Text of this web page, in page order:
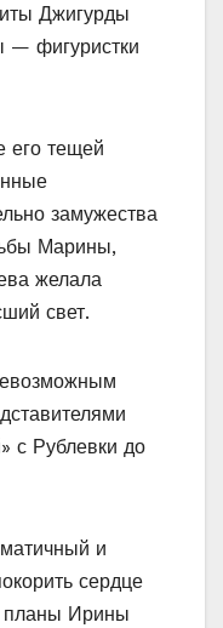
Джигурды
— фигуристки
его тещей
замужества
Марины,
желала
свет.
с Рублевки до
и
сердце
планы Ирины